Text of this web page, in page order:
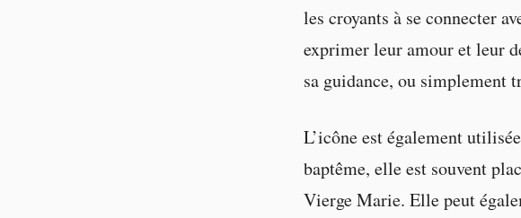
les croyants à se connecter
exprimer leur amour et leur
sa guidance, ou simplement
L’icône est également
baptême, elle est souvent
Vierge Marie. Elle peut